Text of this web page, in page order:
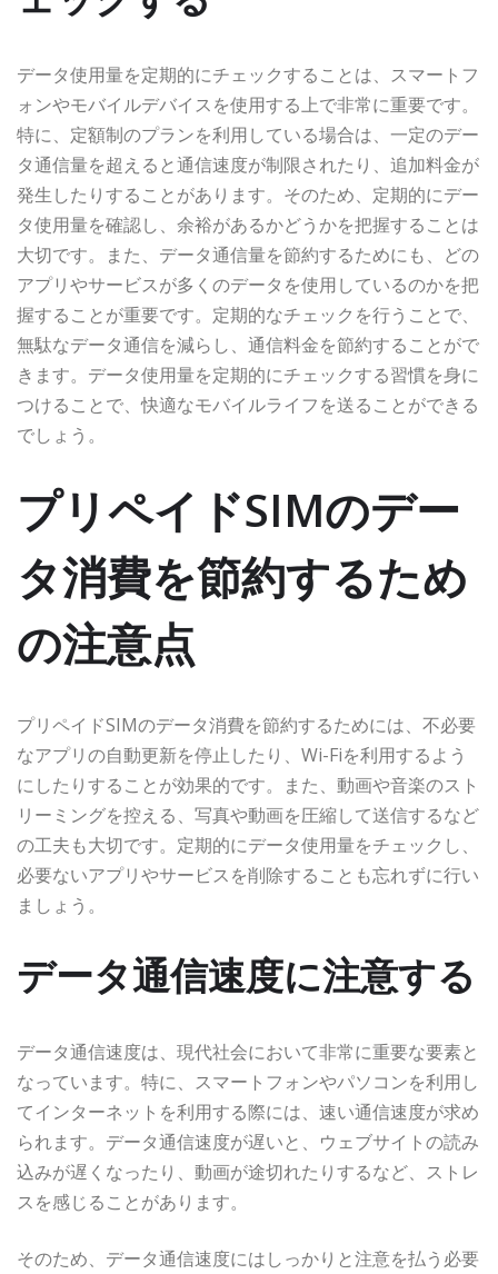
データ使用量を定期的にチェックすることは、スマートフ
ォンやモバイルデバイスを使用する上で非常に重要です。
特に、定額制のプランを利用している場合は、一定のデー
タ通信量を超えると通信速度が制限されたり、追加料金が
発生したりすることがあります。そのため、定期的にデー
タ使用量を確認し、余裕があるかどうかを把握することは
大切です。また、データ通信量を節約するためにも、どの
アプリやサービスが多くのデータを使用しているのかを把
握することが重要です。定期的なチェックを行うことで、
無駄なデータ通信を減らし、通信料金を節約することがで
きます。データ使用量を定期的にチェックする習慣を身に
つけることで、快適なモバイルライフを送ることができる
でしょう。
プリペイドSIMのデー
タ消費を節約するため
の注意点
プリペイドSIMのデータ消費を節約するためには、不必要
なアプリの自動更新を停止したり、Wi-Fiを利用するよう
にしたりすることが効果的です。また、動画や音楽のスト
リーミングを控える、写真や動画を圧縮して送信するなど
の工夫も大切です。定期的にデータ使用量をチェックし、
必要ないアプリやサービスを削除することも忘れずに行い
ましょう。
データ通信速度に注意する
データ通信速度は、現代社会において非常に重要な要素と
なっています。特に、スマートフォンやパソコンを利用し
てインターネットを利用する際には、速い通信速度が求め
られます。データ通信速度が遅いと、ウェブサイトの読み
込みが遅くなったり、動画が途切れたりするなど、ストレ
スを感じることがあります。
そのため、データ通信速度にはしっかりと注意を払う必要